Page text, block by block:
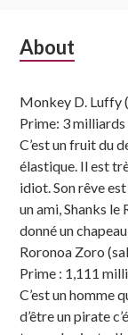
Subsidiary
About
Monkey D. Luffy
Prime: 3
C’est un fruit du
élastique. Il est
idiot. Son rêve
un ami, Shanks le
donné un
Roronoa Zoro
Prime : 1,111
C’est un homme
d’être un pirate